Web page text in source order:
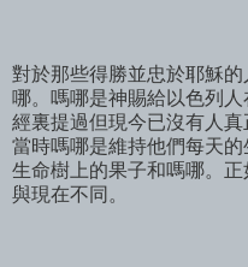
對於那些得勝並忠於耶穌
哪。嗎哪是神賜給以色列
經裏提過但現今已沒有人真
當時嗎哪是維持他們每天
生命樹上的果子和嗎哪。
與現在不同。